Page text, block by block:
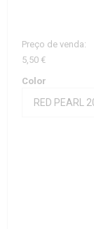
Preço de venda:
5,50 €
Color